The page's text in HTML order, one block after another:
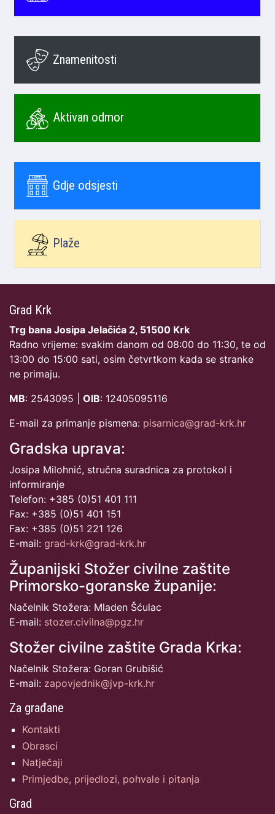
Znamenitosti
Aktivan odmor
Gdje odsjesti
Plaže
Grad Krk
Trg bana Josipa Jelačića 2, 51500 Krk
Radno vrijeme: svakim danom od 08:00 do 11:30, te od
13:00 do 15:00 sati, osim četvrtkom kada se stranke
ne primaju.
MB: 2543095 | OIB: 12405095116
E-mail za primanje pismena: pisarnica@grad-krk.hr
Gradska uprava:
Josipa Milohnić, stručna suradnica za protokol i
informiranje
Telefon: +385 (0)51 401 111
Fax: +385 (0)51 401 151
Fax: +385 (0)51 221 126
E-mail: grad-krk@grad-krk.hr
Županijski Stožer civilne zaštite
Primorsko-goranske županije:
Načelnik Stožera: Mladen Šćulac
E-mail: stozer.civilna@pgz.hr
Stožer civilne zaštite Grada Krka:
Načelnik Stožera: Goran Grubišić
E-mail: zapovjednik@jvp-krk.hr
Za građane
Kontakti
Obrasci
Natječaji
Primjedbe, prijedlozi, pohvale i pitanja
Grad